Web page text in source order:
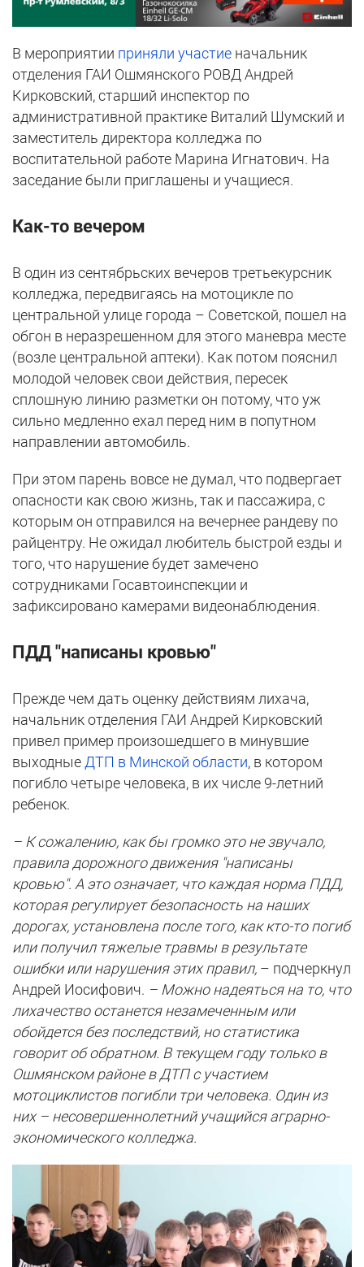
В мероприятии приняли участие начальник
отделения ГАИ Ошмянского РОВД Андрей
Кирковский, старший инспектор по
административной практике Виталий Шумский и
заместитель директора колледжа по
воспитательной работе Марина Игнатович. На
заседание были приглашены и учащиеся.
Как-то вечером
В один из сентябрьских вечеров третьекурсник
колледжа, передвигаясь на мотоцикле по
центральной улице города – Советской, пошел на
обгон в неразрешенном для этого маневра месте
(возле центральной аптеки). Как потом пояснил
молодой человек свои действия, пересек
сплошную линию разметки он потому, что уж
сильно медленно ехал перед ним в попутном
направлении автомобиль.
При этом парень вовсе не думал, что подвергает
опасности как свою жизнь, так и пассажира, с
которым он отправился на вечернее рандеву по
райцентру. Не ожидал любитель быстрой езды и
того, что нарушение будет замечено
сотрудниками Госавтоинспекции и
зафиксировано камерами видеонаблюдения.
ПДД "написаны кровью"
Прежде чем дать оценку действиям лихача,
начальник отделения ГАИ Андрей Кирковский
привел пример произошедшего в минувшие
выходные ДТП в Минской области, в котором
погибло четыре человека, в их числе 9-летний
ребенок.
– К сожалению, как бы громко это не звучало,
правила дорожного движения "написаны
кровью". А это означает, что каждая норма ПДД,
которая регулирует безопасность на наших
дорогах, установлена после того, как кто-то погиб
или получил тяжелые травмы в результате
ошибки или нарушения этих правил, – подчеркнул
Андрей Иосифович. – Можно надеяться на то, что
лихачество останется незамеченным или
обойдется без последствий, но статистика
говорит об обратном. В текущем году только в
Ошмянском районе в ДТП с участием
мотоциклистов погибли три человека. Один из
них – несовершеннолетний учащийся аграрно-
экономического колледжа.